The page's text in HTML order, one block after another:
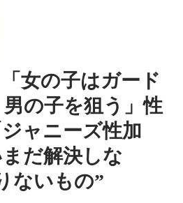
「女の子はガード
の子を狙う」性
ャニーズ性加
だ解決しな
ないもの”